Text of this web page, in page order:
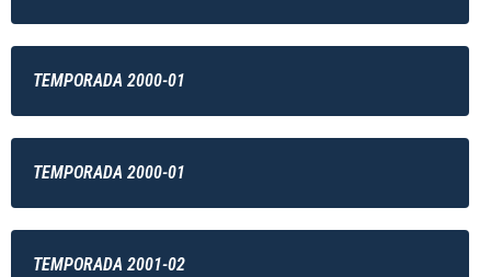
TEMPORADA 2000-01
TEMPORADA 2000-01
TEMPORADA 2001-02